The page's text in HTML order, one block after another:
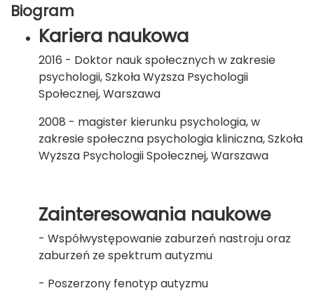
Biogram
Kariera naukowa
2016 - Doktor nauk społecznych w zakresie
psychologii, Szkoła Wyższa Psychologii
Społecznej, Warszawa
2008 - magister kierunku psychologia, w
zakresie społeczna psychologia kliniczna, Szkoła
Wyższa Psychologii Społecznej, Warszawa
Zainteresowania naukowe
- Współwystępowanie zaburzeń nastroju oraz
zaburzeń ze spektrum autyzmu
- Poszerzony fenotyp autyzmu